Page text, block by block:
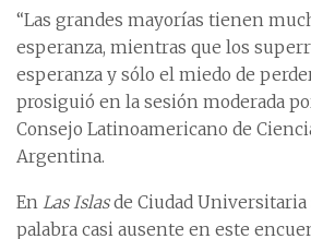
“Las grandes mayorías tienen
esperanza, mientras que los
esperanza y sólo el miedo de
prosiguió en la sesión moderada
Consejo Latinoamericano de
Argentina.
En Las Islasde Ciudad Universitaria
palabra casi ausente en este